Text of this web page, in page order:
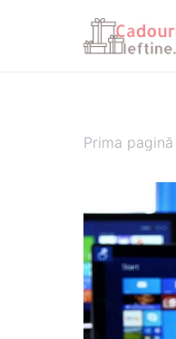
Prima pagină